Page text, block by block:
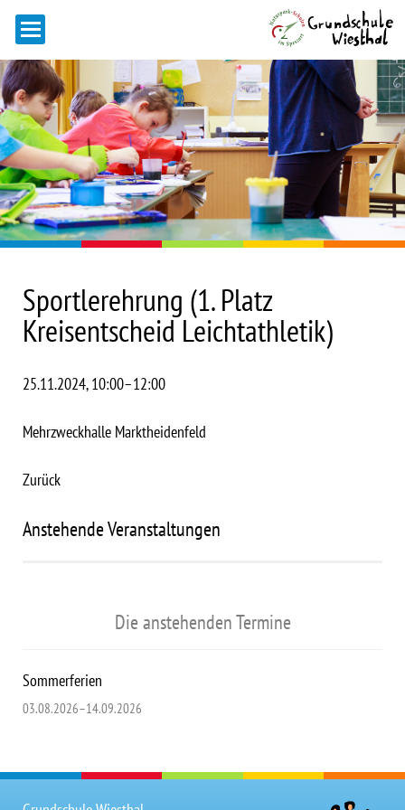
Sportlerehrung (1. Platz
Kreisentscheid Leichtathletik)
25.11.2024, 10:00–12:00
Mehrzweckhalle Marktheidenfeld
Zurück
Anstehende Veranstaltungen
Die anstehenden Termine
Sommerferien
03.08.2026–14.09.2026